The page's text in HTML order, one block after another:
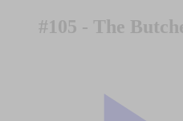
#105 - The